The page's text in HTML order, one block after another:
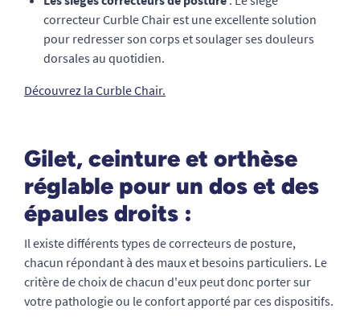
correcteur Curble Chair est une excellente solution
pour redresser son corps et soulager ses douleurs
dorsales au quotidien.
Découvrez la Curble Chair.
Gilet, ceinture et orthèse
réglable pour un dos et des
épaules droits :
Il existe différents types de correcteurs de posture,
chacun répondant à des maux et besoins particuliers. Le
critère de choix de chacun d'eux peut donc porter sur
votre pathologie ou le confort apporté par ces dispositifs.